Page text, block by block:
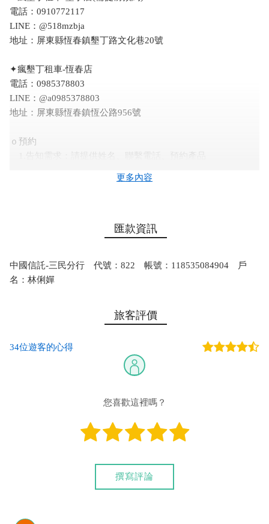
電話：0910772117
LINE：@518mzbja
地址：屏東縣恆春鎮墾丁路文化巷20號
✦瘋墾丁租車-恆春店
電話：0985378803
LINE：@a0985378803
地址：屏東縣恆春鎮恆公路956號
ｏ預約
3.支付訂金：請二日內支付訂金，並告知匯款資訊，以便確
金不退。
2.如遇特殊情況（天災、颱風等狀況），公司有權不發車
3.未出發前七天取消，訂金全額退款（須扣除30元手續費）
4.若搭車時間或人數有變動，請在搭車前一天下午五點前告
5.搭車當天變動人數者，則須依預定人數收費。當天更改時
6.變更或取消，一律請預訂者通知，並確認收到公司回覆為
更多內容
匯款資訊
中國信託-三民分行 代號：822 帳號：118535084904 戶
名：林俐嬋
旅客評價
34位遊客的心得
您喜歡這裡嗎？
撰寫評論